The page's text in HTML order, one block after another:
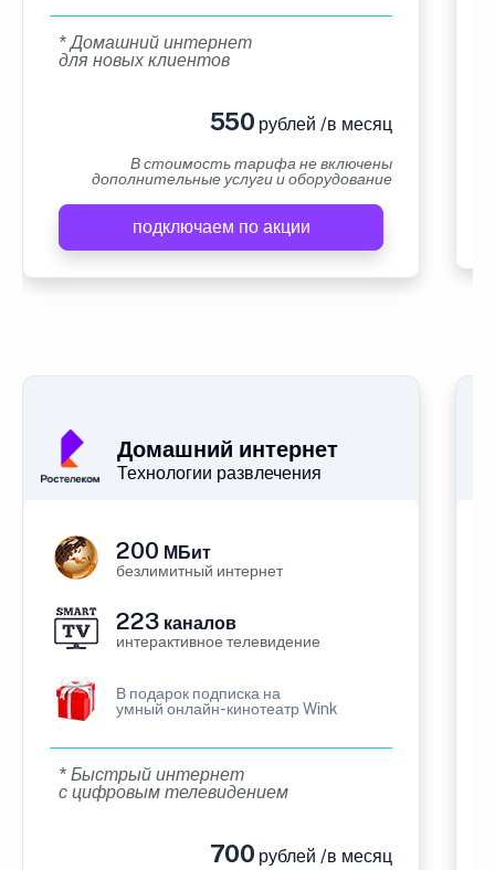
* Домашний интернет
для новых клиентов
550 рублей /в месяц
В стоимость тарифа не включены
дополнительные услуги и оборудование
подключаем по акции
Домашний интернет
Технологии развлечения
200 МБит
безлимитный интернет
223 каналов
интерактивное телевидение
В подарок подписка на
умный онлайн-кинотеатр Wink
* Быстрый интернет
с цифровым телевидением
700 рублей /в месяц